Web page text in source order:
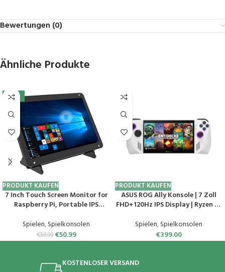
Bewertungen (0)
Ähnliche Produkte
-15%
PRODUKT KAUFEN
7 Inch Touch Screen Monitor for
Raspberry Pi, Portable IPS
Touchscreen with Case, for
Gaming
Consoles/PC/Camera/Win
Spielen,Spielkonsolen
€59.99 €50.99
PRODUKT KAUFEN
ASUS ROG Ally Konsole | 7 Zoll
FHD+120Hz IPS Display | Ryzen Z1
Radeon Graphics | Windows 11 |
White
Spielen,Spielkonsolen
€399.00
KOSTENLOSER VERSAND